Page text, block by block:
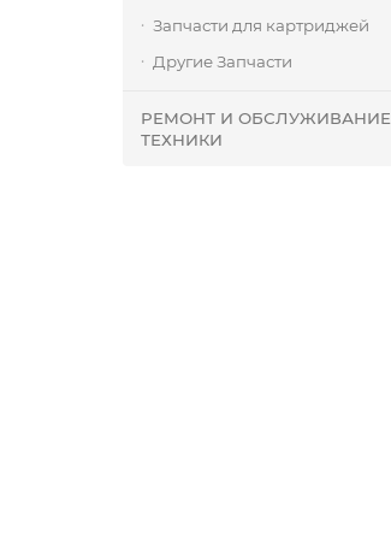
Запчасти для картриджей
Другие Запчасти
РЕМОНТ И ОБСЛУЖИВАНИЕ
ТЕХНИКИ